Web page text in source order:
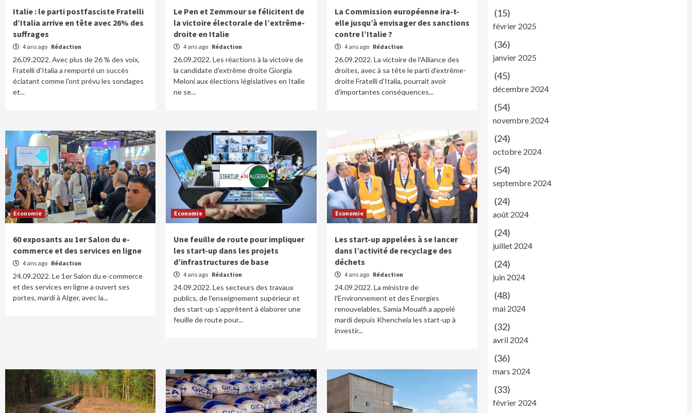
Italie : le parti postfasciste Fratelli
d’Italia arrive en tête avec 26% des
suffrages
4 ans ago Rédaction
26.09.2022. Avec plus de 26 % des voix,
Fratelli d'Italia a remporté un succès
éclatant comme l'ont prévu les sondages
et...
Le Pen et Zemmour se félicitent de
la victoire électorale de l’extrême-
droite en Italie
4 ans ago Rédaction
26.09.2022. Les réactions à la victoire de
la candidate d'extrême droite Giorgia
Meloni aux élections législatives en Italie
ne se...
La Commission européenne ira-t-
elle jusqu’à envisager des sanctions
contre l’Italie ?
4 ans ago Rédaction
26.09.2022. La victoire de l'Alliance des
droites, avec à sa tête le parti d'extrême-
droite Fratelli d'Italia, pourrait avoir
d'importantes conséquences...
Economie
60 exposants au 1er Salon du e-
commerce et des services en ligne
4 ans ago Rédaction
24.09.2022. Le 1er Salon du e-commerce
et des services en ligne a ouvert ses
portes, mardi à Alger, avec la...
Economie
Une feuille de route pour impliquer
les start-up dans les projets
d’infrastructures de base
4 ans ago Rédaction
24.09.2022. Les secteurs des travaux
publics, de l'enseignement supérieur et
des start-up s'apprêtent à élaborer une
feuille de route pour...
Economie
Les start-up appelées à se lancer
dans l’activité de recyclage des
déchets
4 ans ago Rédaction
24.09.2022. La ministre de
l'Environnement et des Energies
renouvelables, Samia Moualfi a appelé
mardi depuis Khenchela les start-up à
investir...
(15)
février 2025
(36)
janvier 2025
(45)
décembre 2024
(54)
novembre 2024
(24)
octobre 2024
(54)
septembre 2024
(24)
août 2024
(24)
juillet 2024
(24)
juin 2024
(48)
mai 2024
(32)
avril 2024
(36)
mars 2024
(33)
février 2024